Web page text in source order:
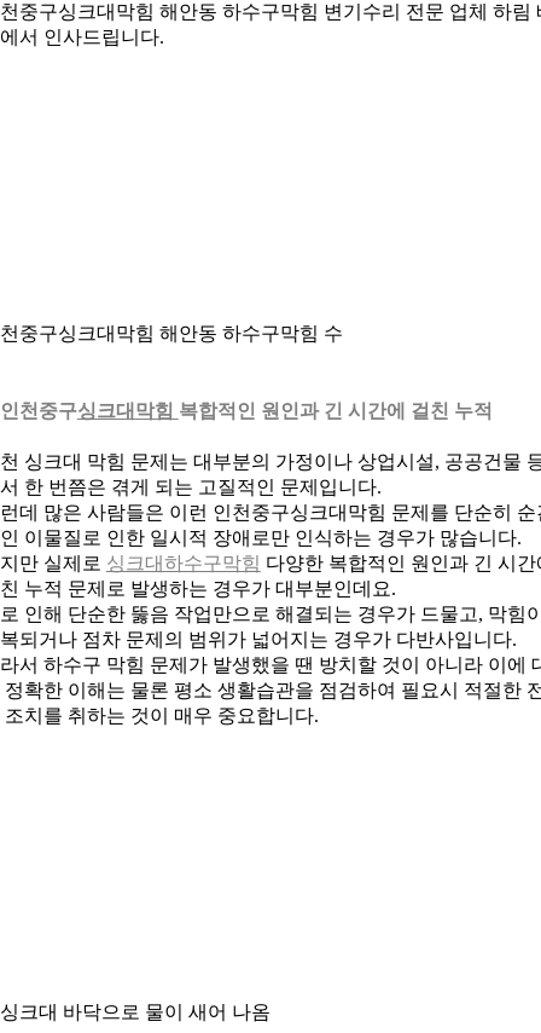
중구싱크대막힘 해안동 하수구막힘 변기수리 전문 업체 하림
서 인사드립니다.
중구싱크대막힘 해안동 하수구막힘 수
천중구싱크대막힘 복합적인 원인과 긴 시간에 걸친 누적
싱크대 막힘 문제는 대부분의 가정이나 상업시설, 공공건물
한 번쯤은 겪게 되는 고질적인 문제입니다.
데 많은 사람들은 이런 인천중구싱크대막힘 문제를 단순히 순
이물질로 인한 일시적 장애로만 인식하는 경우가 많습니다.
만 실제로 싱크대하수구막힘 다양한 복합적인 원인과 긴 시간
누적 문제로 발생하는 경우가 대부분인데요.
인해 단순한 뚫음 작업만으로 해결되는 경우가 드물고, 막힘
되거나 점차 문제의 범위가 넓어지는 경우가 다반사입니다.
서 하수구 막힘 문제가 발생했을 땐 방치할 것이 아니라 이에
정확한 이해는 물론 평소 생활습관을 점검하여 필요시 적절한
조치를 취하는 것이 매우 중요합니다.
크대 바닥으로 물이 새어 나옴